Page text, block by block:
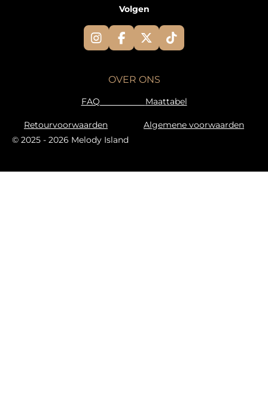
Volgen
I
n
g
a
m
F
a
e
X
T
i
k
OVER ONS
FAQ Maattabel
Retourvoorwaarden
Algemene voorwaarden
© 2025 - 2026 Melody Island